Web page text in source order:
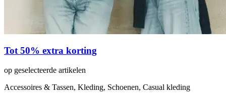
Tot 50% extra korting
op geselecteerde artikelen
Accessoires & Tassen, Kleding, Schoenen, Casual kleding